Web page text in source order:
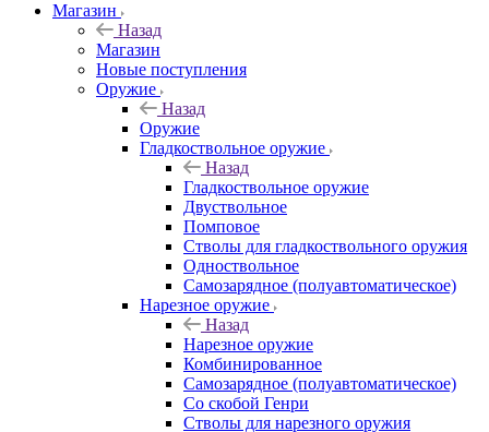
Магазин
Назад
Магазин
Новые поступления
Оружие
Назад
Оружие
Гладкоствольное оружие
Назад
Гладкоствольное оружие
Двуствольное
Помповое
Стволы для гладкоствольного оружия
Одноствольное
Самозарядное (полуавтоматическое)
Нарезное оружие
Назад
Нарезное оружие
Комбинированное
Самозарядное (полуавтоматическое)
Со скобой Генри
Стволы для нарезного оружия